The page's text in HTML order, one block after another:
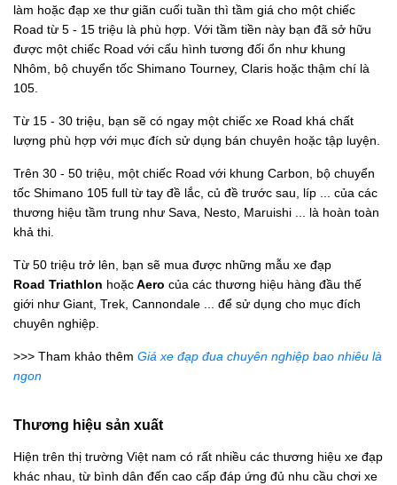
làm hoặc đạp xe thư giãn cuối tuần thì tầm giá cho một chiếc
Road từ 5 - 15 triệu là phù hợp. Với tầm tiền này bạn đã sở hữu
được một chiếc Road với cấu hình tương đối ổn như khung
Nhôm, bộ chuyển tốc Shimano Tourney, Claris hoặc thậm chí là
105.
Từ 15 - 30 triệu, bạn sẽ có ngay một chiếc xe Road khá chất
lượng phù hợp với mục đích sử dụng bán chuyên hoặc tập luyện.
Trên 30 - 50 triệu, một chiếc Road với khung Carbon, bộ chuyển
tốc Shimano 105 full từ tay đề lắc, củ đề trước sau, líp ... của các
thương hiệu tầm trung như Sava, Nesto, Maruishi ... là hoàn toàn
khả thi.
Từ 50 triệu trở lên, bạn sẽ mua được những mẫu xe đạp
Road Triathlon hoặcAero của các thương hiệu hàng đầu thế
giới như Giant, Trek, Cannondale ... để sử dụng cho mục đích
chuyên nghiệp.
>>> Tham khảo thêm Giá xe đạp đua chuyên nghiệp bao nhiêu là
ngon
Thương hiệu sản xuất
Hiện trên thị trường Việt nam có rất nhiều các thương hiệu xe đạp
khác nhau, từ bình dân đến cao cấp đáp ứng đủ nhu cầu chơi xe